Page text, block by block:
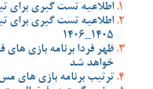
اطلاعیه تست گیری برای تیم
اطلاعیه تست گیری برای
1405_1406
ظهر فردا برنامه بازی
خواهد شد
ترتیب برنامه بازی های